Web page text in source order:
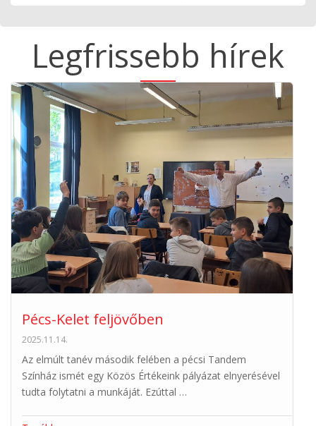
Legfrissebb hírek
Pécs-Kelet feljövőben
2025.11.14.
Az elmúlt tanév második felében a pécsi Tandem
Színház ismét egy Közös Értékeink pályázat elnyerésével
tudta folytatni a munkáját. Ezúttal …